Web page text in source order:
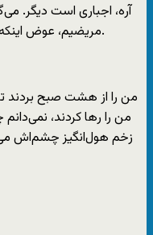
آره، اجباری است دیگر.
مریضیم، عوض اینکه از ما حمایت کنند با ما بدرفتاری می‌کنند.
من را از هشت صبح
من را رها کردند،
زخم هول‌انگیز چشم‌اش